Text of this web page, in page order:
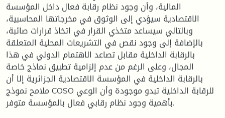
المالية، وأن وجود نظام رقابة فعال داخل المؤسسة
الاقتصادية سيؤدي إلى الوثوق في مخرجاتها المحاسبية،
وبالتالي سيساعد متخذي القرار في اتخاذ قرارات صائبة،
بالإضافة إلى وجود نقص في التشريعات المحلية المتعلقة
بالرقابة الداخلية مقابل تصاعد الاهتمام الدولي في هذا
المجال، وعلى الرغم من عدم إلزامية تطبيق نماذج خاصة
بالرقابة الداخلية في المؤسسة الاقتصادية الجزائرية إلا أن
ملامح نموذج COSO للرقابة الداخلية تبدو موجودة وأن الوعي
بأهمية وجود نظام رقابي فعال بالمؤسسة متوفر.